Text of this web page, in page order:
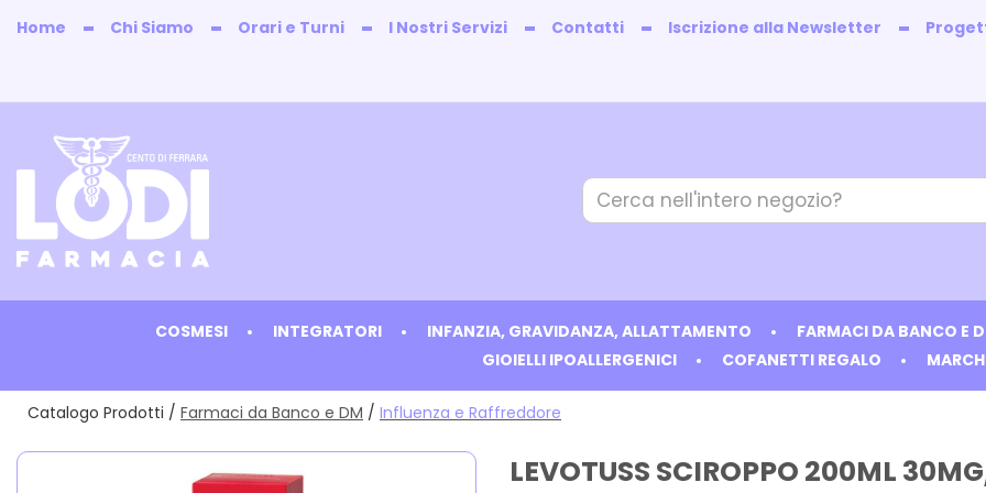
Home Chi Siamo Orari e Turni I Nostri Servizi Contatti Iscrizione alla Newsletter
Farmacia
Lodi
Cerca
Prodotto
COSMESI INTEGRATORI INFANZIA, GRAVIDANZA, ALLATTAMENTO FARMACI DA BANCO E
GIOIELLI IPOALLERGENICI
COFANETTI REGALO
Catalogo Prodotti / Farmaci da Banco e DM / Influenza e Raffreddore
LEVOTUSS SCIROPPO 200ML